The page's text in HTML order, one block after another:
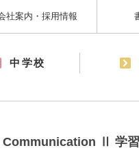
社案内・採用情報
中学校
Communication Ⅱ 学